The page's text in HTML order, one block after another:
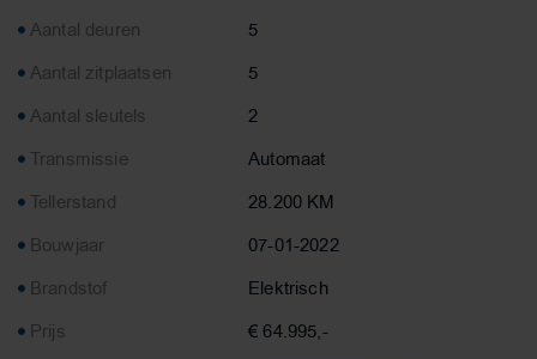
Aantal deuren
5
Aantal zitplaatsen
5
Aantal sleutels
2
Transmissie
Automaat
Tellerstand
28.200 KM
Bouwjaar
07-01-2022
Brandstof
Elektrisch
Prijs
€ 64.995,-